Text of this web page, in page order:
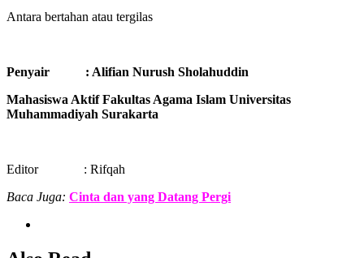
Antara bertahan atau tergilas
Penyair : Alifian Nurush Sholahuddin
Mahasiswa Aktif Fakultas Agama Islam Universitas
Muhammadiyah Surakarta
Editor : Rifqah
Baca Juga: Cinta dan yang Datang Pergi